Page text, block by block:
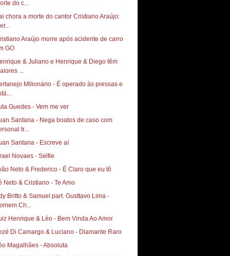
do c...
chora a morte do cantor Cristiano Araújo:
Araújo morre após acidente de carro
GO
& Juliano e Henrique & Diego têm
...
Milionário - É operado às pressas e
Guedes - Vem me ver
Santana - Nega boatos de caso com
tr...
Santana - Escreve aí
Novaes - Selfie
Neto & Frederico - É Claro que eu tô
Neto & Cristiano - Te Amo
Britto & Samuel part. Gusttavo Lima -
Ch...
Henrique & Léo - Bem Vinda Ao Amor
Di Camargo & Luciano - Diamante Raro
Magalhães - Absoluta